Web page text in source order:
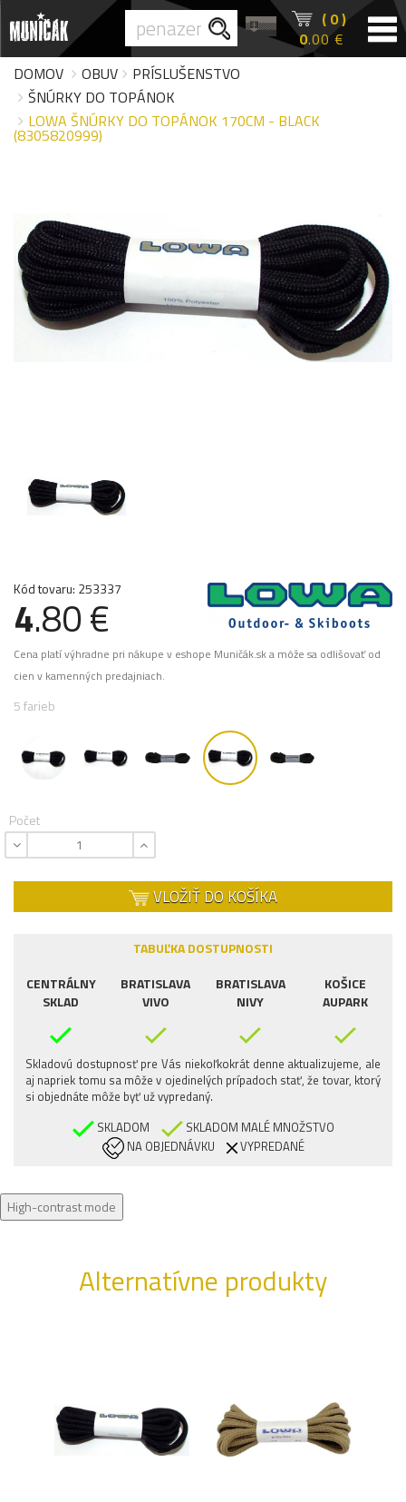
( 0 )
0.00 €
DOMOV
OBUV
PRÍSLUŠENSTVO
ŠNÚRKY DO TOPÁNOK
LOWA ŠNÚRKY DO TOPÁNOK 170CM - BLACK
(8305820999)
Kód tovaru: 253337
4.80 €
Cena platí výhradne pri nákupe v eshope Muničák.sk a môže sa odlišovať od
cien v kamenných predajniach.
5 farieb
Počet
VLOŽIŤ DO KOŠÍKA
TABUĽKA DOSTUPNOSTI
CENTRÁLNY
SKLAD
BRATISLAVA
VIVO
BRATISLAVA
NIVY
KOŠICE
AUPARK
Skladovú dostupnosť pre Vás niekoľkokrát denne aktualizujeme, ale
aj napriek tomu sa môže v ojedinelých prípadoch stať, že tovar, ktorý
si objednáte môže byť už vypredaný.
SKLADOM
SKLADOM MALÉ MNOŽSTVO
NA OBJEDNÁVKU
VYPREDANÉ
High-contrast mode
Alternatívne produkty